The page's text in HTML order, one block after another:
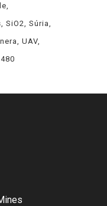
SiO2 Súria
UAV